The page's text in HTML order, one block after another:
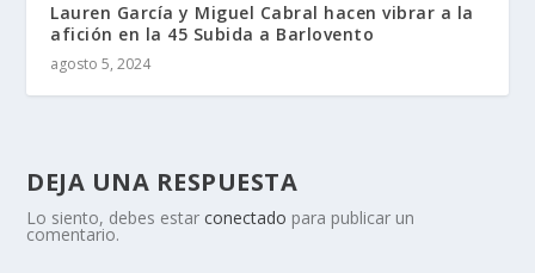
Lauren García y Miguel Cabral hacen vibrar a la
afición en la 45 Subida a Barlovento
agosto 5, 2024
DEJA UNA RESPUESTA
Lo siento, debes estarconectado para publicar un
comentario.